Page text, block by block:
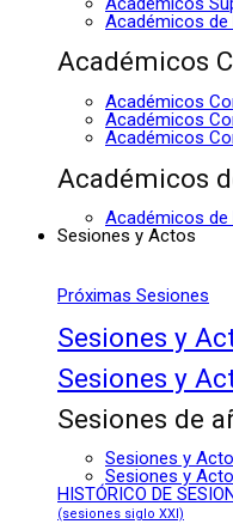
Académicos
Académicos
Académicos
Académicos
Académicos
Académicos
Académicos de
Sesiones y Actos
Próximas Sesiones
Sesiones y
Sesiones y
Sesiones de
Sesiones y
Sesiones y
HISTÓRICO DE
(sesiones siglo XXI)